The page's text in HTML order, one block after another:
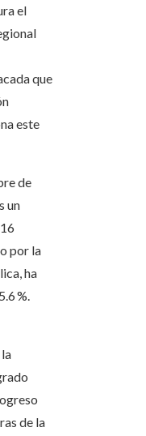
el
que
este
de
un
por la
ha
%.
de la